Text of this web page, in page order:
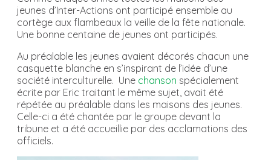
jeunes d’Inter-Actions ont participé ensemble au
cortège aux flambeaux la veille de la fête nationale.
Une bonne centaine de jeunes ont participés.
Au préalable les jeunes avaient décorés chacun une
casquette blanche en s’inspirant de l’idée d’une
société interculturelle. Une chanson spécialement
écrite par Eric traitant le même sujet, avait été
répétée au préalable dans les maisons des jeunes.
Celle-ci a été chantée par le groupe devant la
tribune et a été accueillie par des acclamations des
officiels.